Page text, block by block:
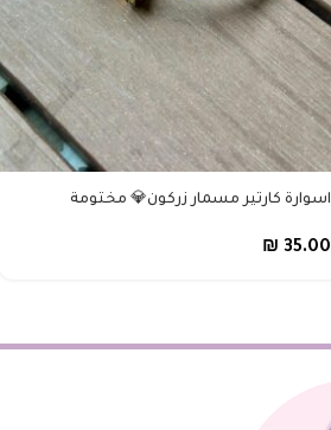
اسوارة كارتير مسمار زركون💎 مختومة
₪ 35.00